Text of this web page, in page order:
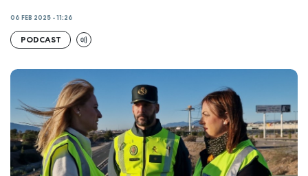
06 FEB 2025 - 11:26
PODCAST